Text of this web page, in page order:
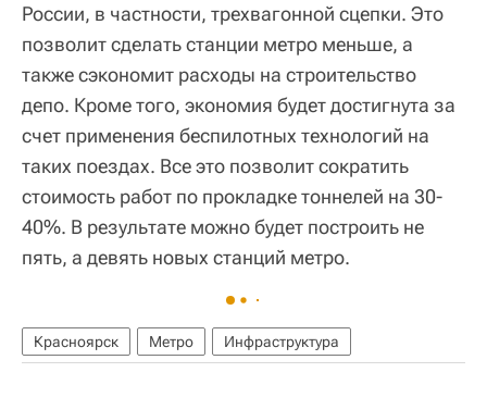
России, в частности, трехвагонной сцепки. Это
позволит сделать станции метро меньше, а
также сэкономит расходы на строительство
депо. Кроме того, экономия будет достигнута за
счет применения беспилотных технологий на
таких поездах. Все это позволит сократить
стоимость работ по прокладке тоннелей на 30-
40%. В результате можно будет построить не
пять, а девять новых станций метро.
Красноярск Метро Инфраструктура